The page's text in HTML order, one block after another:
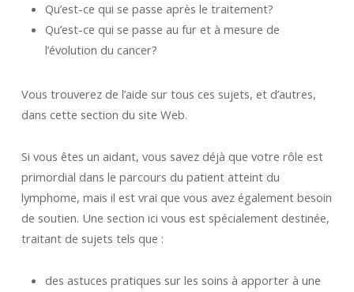
Qu’est-ce qui se passe après le traitement?
Qu’est-ce qui se passe au fur et à mesure de
l’évolution du cancer?
Vous trouverez de l’aide sur tous ces sujets, et d’autres,
dans cette section du site Web.
Si vous êtes un aidant, vous savez déjà que votre rôle est
primordial dans le parcours du patient atteint du
lymphome, mais il est vrai que vous avez également besoin
de soutien. Une section ici vous est spécialement destinée,
traitant de sujets tels que :
des astuces pratiques sur les soins à apporter à une